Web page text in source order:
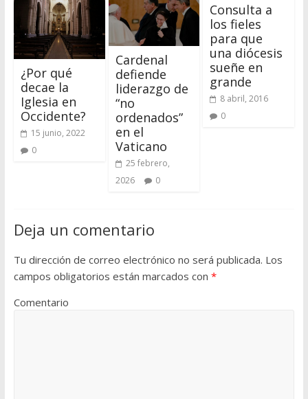
¿Por qué
decae la
Iglesia en
Occidente?
15 junio, 2022
0
Cardenal
defiende
liderazgo de
“no
ordenados”
en el
Vaticano
25 febrero,
2026
0
Consulta a
los fieles
para que
una diócesis
sueñe en
grande
8 abril, 2016
0
Deja un comentario
Tu dirección de correo electrónico no será publicada. Los
campos obligatorios están marcados con *
Comentario